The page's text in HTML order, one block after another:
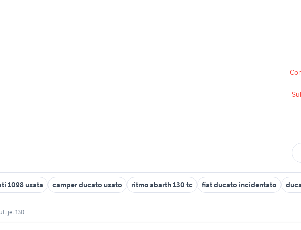
1098 usata camper ducato usato ritmo abarth 130 tc fiat ducato incidentato
130